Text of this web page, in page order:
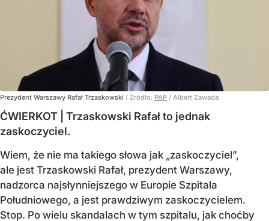
Prezydent Warszawy Rafał Trzaskowski / Źródło: PAP / Albert Zawada
ĆWIERKOT | Trzaskowski Rafał to jednak
zaskoczyciel.
Wiem, że nie ma takiego słowa jak „zaskoczyciel”,
ale jest Trzaskowski Rafał, prezydent Warszawy,
nadzorca najsłynniejszego w Europie Szpitala
Południowego, a jest prawdziwym zaskoczycielem.
Stop. Po wielu skandalach w tym szpitalu, jak choćby